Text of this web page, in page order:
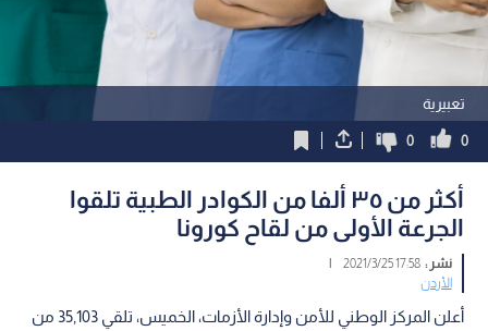
تعبيرية
0
0
أكثر من ٣٥ ألفا من الكوادر الطبية تلقوا
الجرعة الأولى من لقاح كورونا
نشر :17:58 2021/3/25
|
الأردن
أعلن المركز الوطني للأمن وإدارة الأزمات، الخميس، تلقي 35,103 من